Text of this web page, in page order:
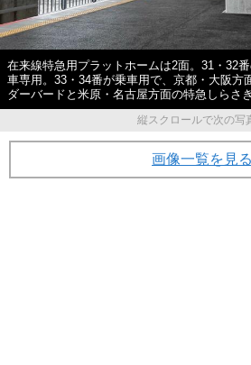
在来線特急用プラットホームは2面。31・32
車専用。33・34番が乗車用で、京都・大阪方
ダーバードと米原・名古屋方面の特急しらさ
縦スクロールで次の写
画像一覧を見る